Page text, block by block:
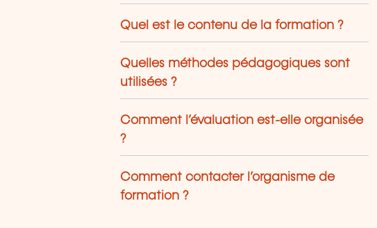
Quel est le contenu de la formation ?
Quelles méthodes pédagogiques sont
utilisées ?
Comment l’évaluation est-elle organisée
?
Comment contacter l’organisme de
formation ?